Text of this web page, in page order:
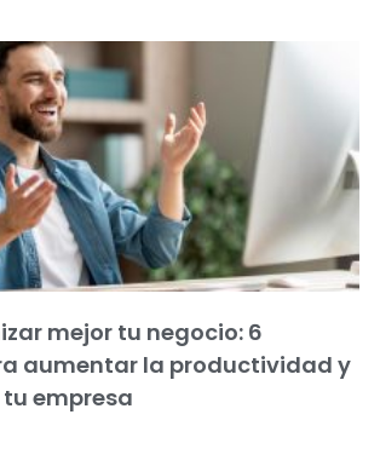
mejor tu negocio: 6
aumentar la productividad y
empresa